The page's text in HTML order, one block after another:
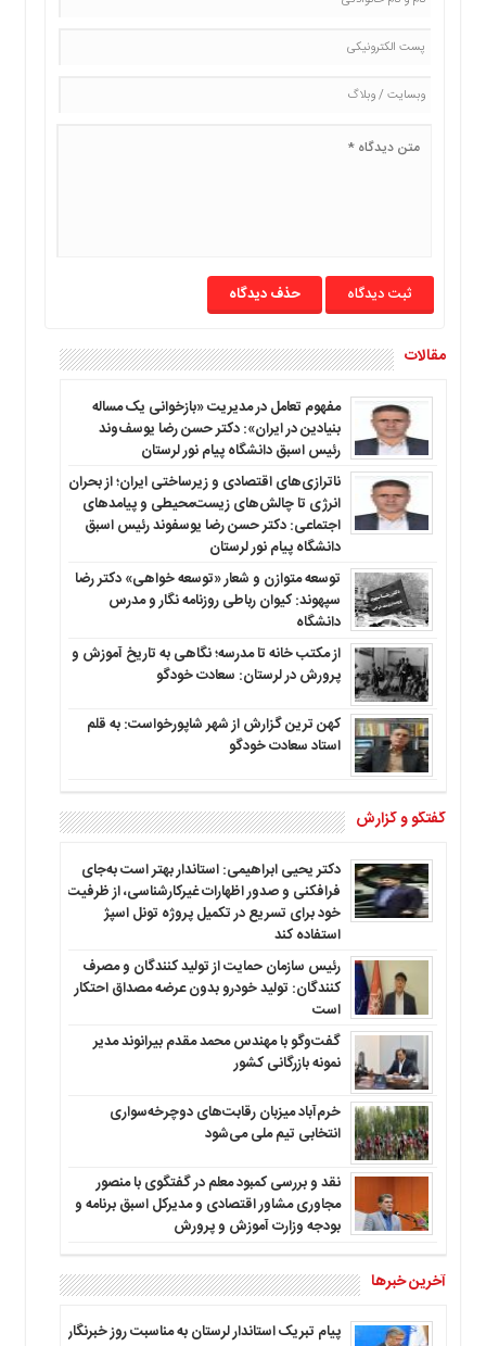
حذف دیدگاه
مقالات
مفهوم تعامل در مدیریت «بازخوانی یک مساله
بنیادین در ایران»: دکتر حسن رضا یوسف‌وند
رئیس اسبق دانشگاه پیام نور لرستان
ناترازی‌های اقتصادی و زیرساختی ایران؛ از بحران
انرژی تا چالش‌های زیست‌محیطی و پیامدهای
اجتماعی: دکتر حسن رضا یوسفوند رئیس اسبق
دانشگاه پیام نور لرستان
توسعه متوازن و شعار «توسعه خواهی» دکتر رضا
سپهوند: کیوان رباطی روزنامه نگار و مدرس
دانشگاه
از مکتب خانه تا مدرسه؛ نگاهی به تاریخ آموزش و
پرورش در لرستان: سعادت خودگو
کهن ترین گزارش از شهر شاپورخواست: به قلم
استاد سعادت خودگو
گفتگو و گزارش
دکتر یحیی ابراهیمی: استاندار بهتر است به‌جای
فرافکنی و صدور اظهارات غیرکارشناسی، از ظرفیت
خود برای تسریع در تکمیل پروژه تونل اسپژ
استفاده کند
رئیس سازمان حمایت از تولید کنندگان و مصرف
کنندگان: تولید خودرو بدون عرضه مصداق احتکار
است
گفت‌وگو با مهندس محمد مقدم بیرانوند مدیر
نمونه بازرگانی کشور
خرم‌آباد میزبان رقابت‌های دوچرخه‌سواری
انتخابی تیم ملی می‌شود
نقد و بررسی کمبود معلم در گفتگوی با منصور
مجاوری مشاور اقتصادی و مدیرکل اسبق برنامه و
بودجه وزارت آموزش و پرورش
آخرین خبرها
پیام تبریک استاندار لرستان به‌ مناسبت روز خبرنگار